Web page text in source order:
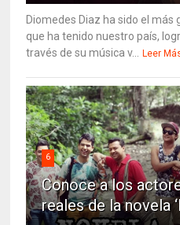
Diomedes Diaz ha sido el
que ha tenido nuestro país,
través de su música v... Leer
6
Conoce a los
reales de la novela